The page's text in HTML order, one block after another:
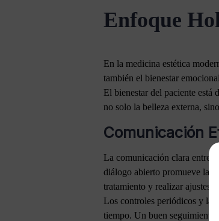
Enfoque
En la medicina estética
también el bienestar
El bienestar del paciente está
no solo la belleza externa,
Comunicación
La comunicación clara entre
diálogo abierto promueve la
tratamiento y realizar ajustes
Los controles periódicos y las
tiempo. Un buen seguimiento